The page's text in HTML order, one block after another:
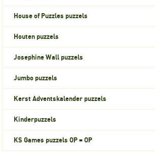
House of Puzzles puzzels
Houten puzzels
Josephine Wall puzzels
Jumbo puzzels
Kerst Adventskalender puzzels
Kinderpuzzels
KS Games puzzels OP = OP